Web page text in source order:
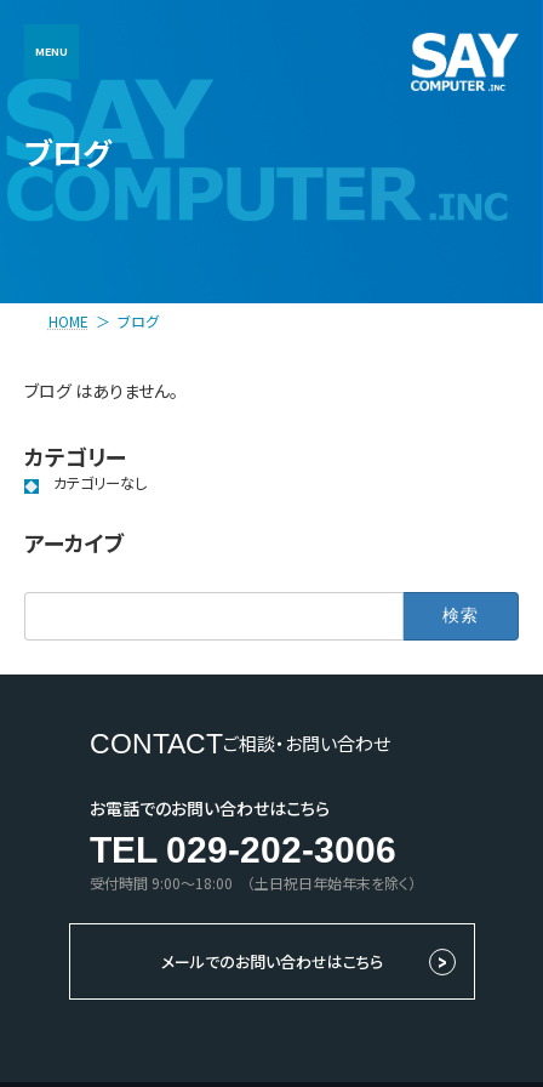
ン
ツ
へ
ス
キ
ッ
ー
シ
ョ
ン
に
移
ブログ
HOME ブログ
ブログ はありません。
カテゴリー
カテゴリーなし
アーカイブ
CONTACTご相談・お問い合わせ
お電話でのお問い合わせはこちら
TEL 029-202-3006
受付時間 9:00〜18:00 （土日祝日年始年末を除く）
メールでのお問い合わせはこちら